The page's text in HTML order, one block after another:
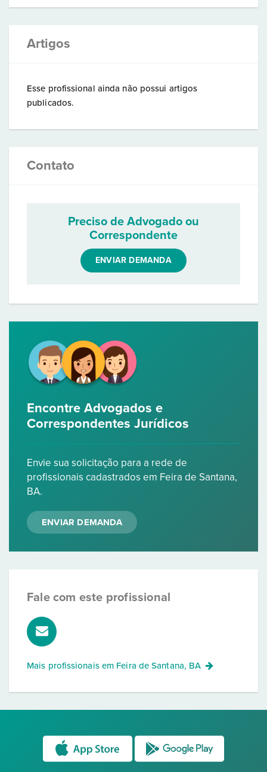
Artigos
Esse profissional ainda não possui artigos
publicados.
Contato
Preciso de Advogado ou
Correspondente
ENVIAR DEMANDA
Encontre Advogados e
Correspondentes Jurídicos
Envie sua solicitação para a rede de
profissionais cadastrados em Feira de Santana,
BA.
ENVIAR DEMANDA
Fale com este profissional
Mais profissionais em Feira de Santana, BA